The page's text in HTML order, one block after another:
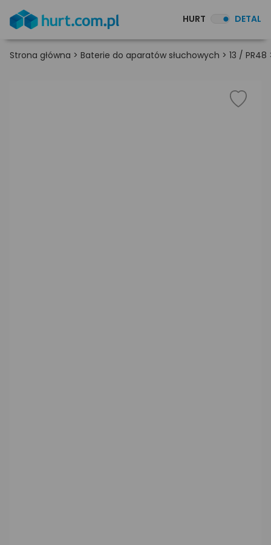
HURT DETAL
Strona główna > Baterie do aparatów słuchowych > 13 / PR48